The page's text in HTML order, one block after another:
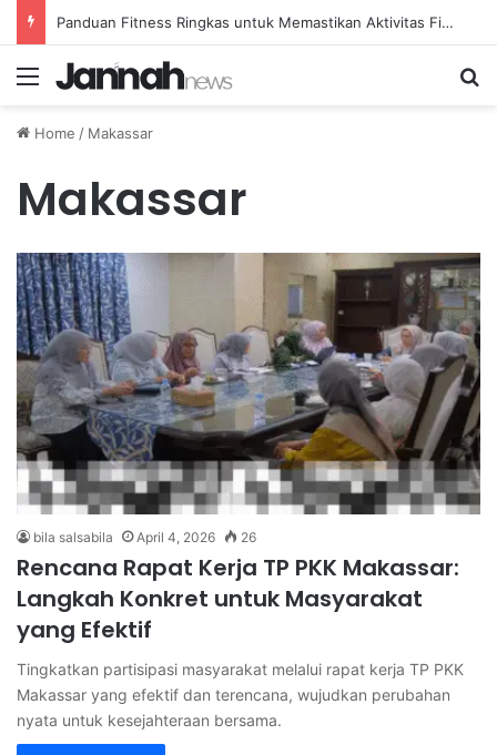
Panduan Fitness Ringkas untuk Memastikan Aktivitas Fisik Anda Tetap Konsisten
Menu
Home / Makassar
Makassar
bila salsabila April 4, 2026 26
Rencana Rapat Kerja TP PKK Makassar:
Langkah Konkret untuk Masyarakat
yang Efektif
Tingkatkan partisipasi masyarakat melalui rapat kerja TP PKK
Makassar yang efektif dan terencana, wujudkan perubahan
nyata untuk kesejahteraan bersama.